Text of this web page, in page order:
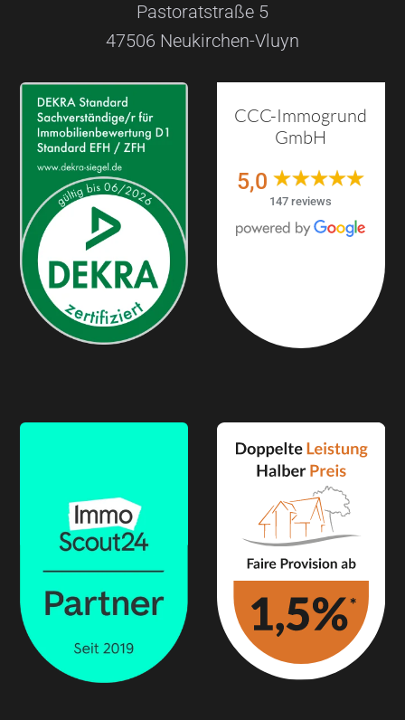
Pastoratstraße 5
47506 Neukirchen-Vluyn
CCC-Immogrund
GmbH
5,0
147 reviews